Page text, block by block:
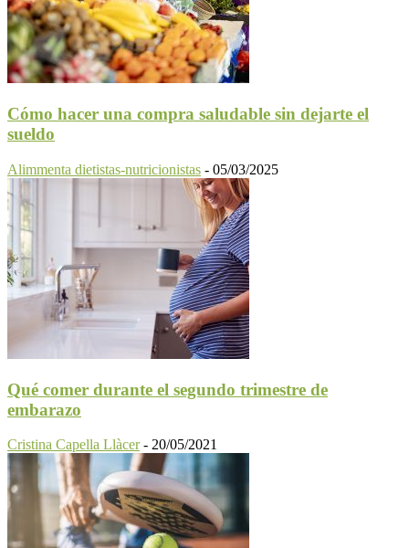
Cómo hacer una compra saludable sin dejarte el
sueldo
Alimmenta dietistas-nutricionistas - 05/03/2025
Qué comer durante el segundo trimestre de
embarazo
Cristina Capella Llàcer - 20/05/2021